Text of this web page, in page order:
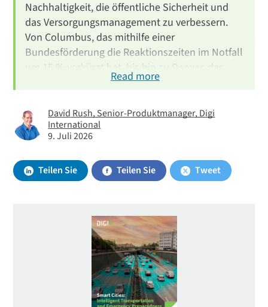
Contact & Next Steps
Nachhaltigkeit, die öffentliche Sicherheit und
das Versorgungsmanagement zu verbessern.
Von Columbus, das mithilfe einer
Bundesförderung die Reaktionszeiten im Notfall
um 15 % verkürzt hat, bis hin zu Denver, das
durch vernetzte Solar- und Speichersysteme die
reduziert hat – diese Städte beweisen, dass die
Ergebnisse von Smart Cities messbar und
skalierbar sind. Digi International bildet mit
seinen Mobilfunk , IoT und seiner Plattform für
die Fernverwaltung von Geräten das Rückgrat
voraussichtlich ein Volumen von 1,4 Billionen
US-Dollar erreichen wird, ist der Wettlauf um
den Aufbau einer sicheren und zuverlässigen
städtischen Konnektivitätsinfrastruktur in
Read more
David Rush, Senior-Produktmanager, Digi
International
9. Juli 2026
Teilen Sie Teilen Sie Tweet